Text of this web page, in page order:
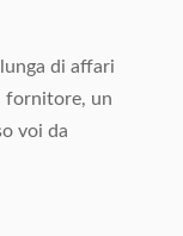
di affari
fornitore, un
voi da